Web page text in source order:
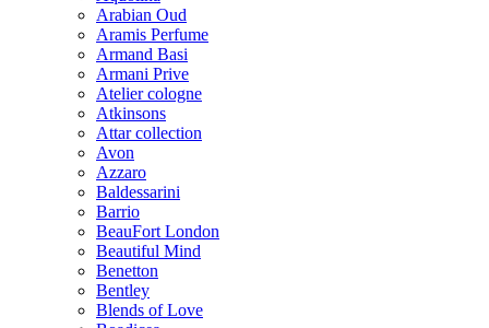
Arabian Oud
Aramis Perfume
Armand Basi
Armani Prive
Atelier cologne
Atkinsons
Attar collection
Avon
Azzaro
Baldessarini
Barrio
BeauFort London
Beautiful Mind
Benetton
Bentley
Blends of Love